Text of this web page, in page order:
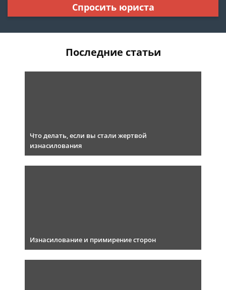
Спросить юриста
Последние статьи
Что делать, если вы стали жертвой
изнасилования
Изнасилование и примирение сторон